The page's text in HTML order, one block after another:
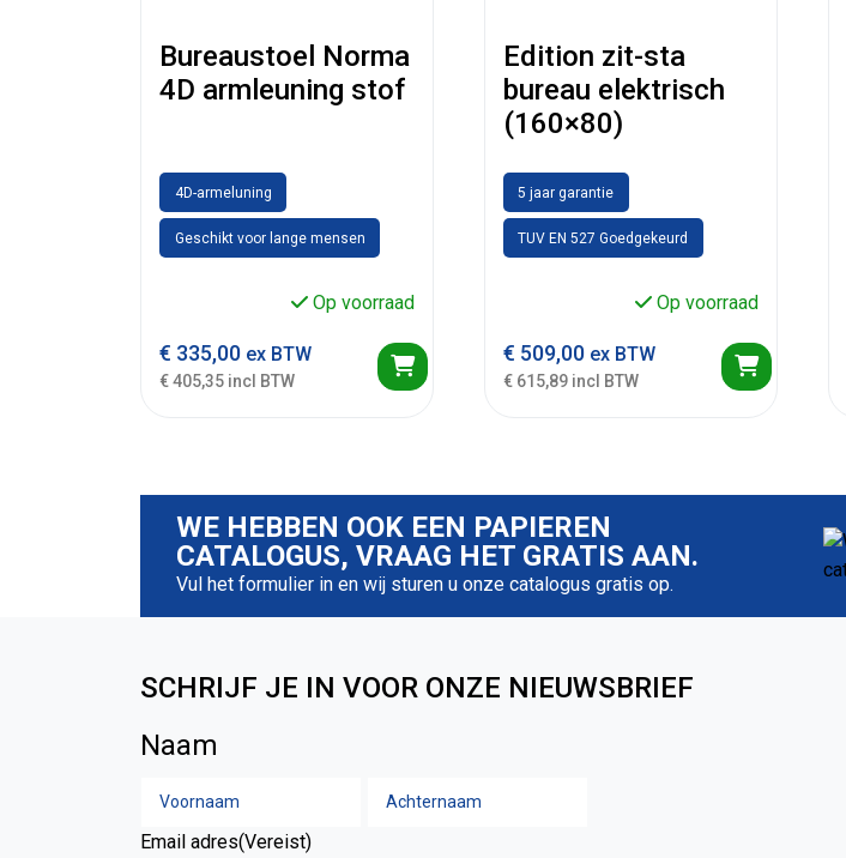
Bureaustoel Norma
4D armleuning stof
4D-armeluning
Geschikt voor lange mensen
Op voorraad
€ 335,00 ex BTW
€ 405,35 incl BTW
Edition zit-sta
bureau elektrisch
(160×80)
5 jaar garantie
TUV EN 527 Goedgekeurd
Op voorraad
€ 509,00 ex BTW
€ 615,89 incl BTW
WE HEBBEN OOK EEN PAPIEREN
CATALOGUS, VRAAG HET GRATIS AAN.
Vul het formulier in en wij sturen u onze catalogus gratis op.
SCHRIJF JE IN VOOR ONZE NIEUWSBRIEF
Naam
Voornaam
Email adres(Vereist)